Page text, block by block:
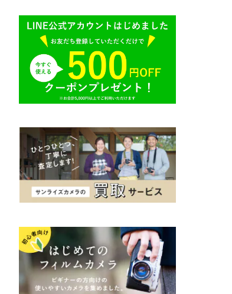
SONY（ソニー）
SIGMA（シグマ）
TAMRON（タムロン）
K&F（ケーアンドエフ）
その他
AR（コニカ）
O（その他）